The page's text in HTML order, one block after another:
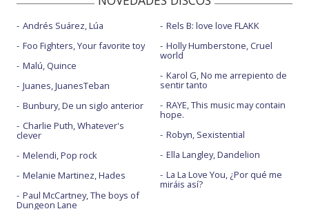
Andrés Suárez, Lúa
Foo Fighters, Your favorite toy
Malú, Quince
Juanes, JuanesTeban
Bunbury, De un siglo anterior
Charlie Puth, Whatever's
clever
Melendi, Pop rock
Melanie Martinez, Hades
Paul McCartney, The boys of
Dungeon Lane
Rels B: love love FLAKK
Holly Humberstone, Cruel
world
Karol G, No me arrepiento de
sentir tanto
RAYE, This music may contain
hope.
Robyn, Sexistential
Ella Langley, Dandelion
La La Love You, ¿Por qué me
miráis así?